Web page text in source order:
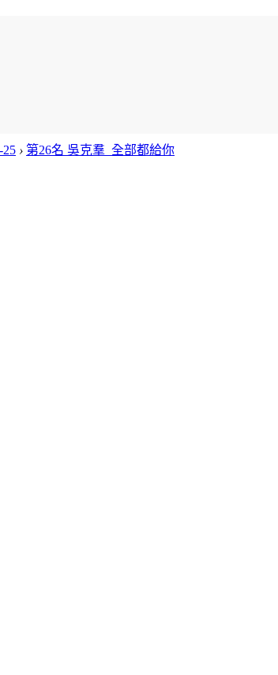
25 › 第26名 吳克羣_全部都給你